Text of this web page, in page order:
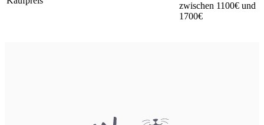
zwischen 1100€ und
1700€